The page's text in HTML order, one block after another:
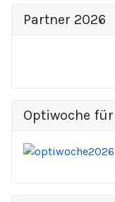
Partner 2026
Optiwoche